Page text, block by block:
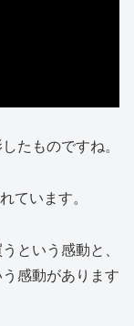
たものですね。
ています。
という感動と、
感動があります